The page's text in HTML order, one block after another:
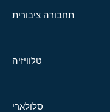
תחבורה ציבורית
טלוויזיה
סלולארי